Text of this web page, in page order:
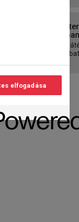
Az
Siróban
A 23.
elfogadása